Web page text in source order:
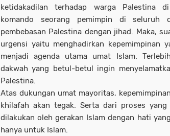
ketidakadilan terhadap warga Palestina
komando seorang pemimpin di seluruh
pembebasan Palestina dengan jihad. Maka,
urgensi yaitu menghadirkan kepemimpinan
menjadi agenda utama umat Islam.
dakwah yang betul-betul ingin
Palestina.
Atas dukungan umat mayoritas,
khilafah akan tegak. Serta dari proses yang
dilakukan oleh gerakan Islam dengan hati
hanya untuk Islam.